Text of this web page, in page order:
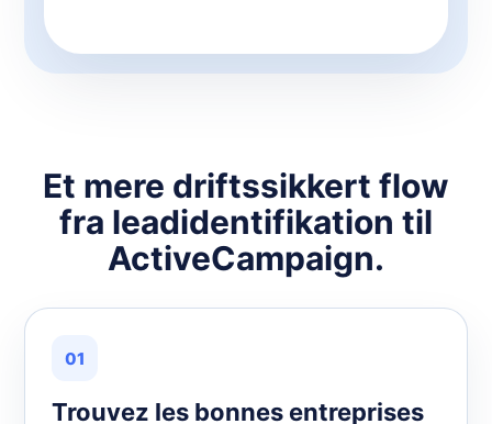
Et mere driftssikkert flow
fra leadidentifikation til
ActiveCampaign.
01
Trouvez les bonnes entreprises